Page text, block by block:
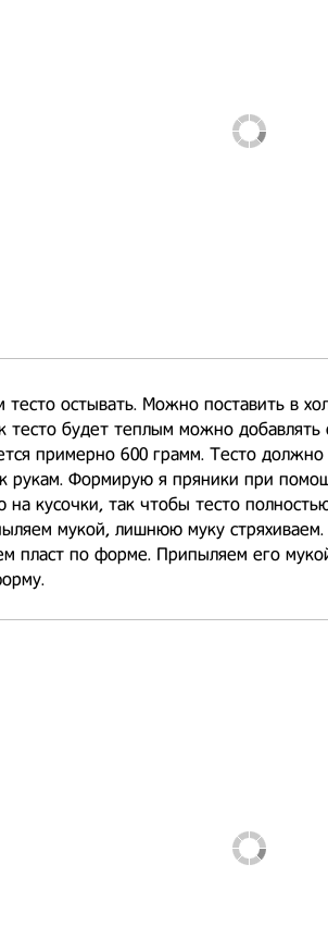
тесто остывать. Можно поставить в
тесто будет теплым можно добавлять
примерно 600 грамм. Тесто должно
рукам. Формирую я пряники при
на кусочки, так чтобы тесто
мукой, лишнюю муку стряхиваем.
пласт по форме. Припыляем его